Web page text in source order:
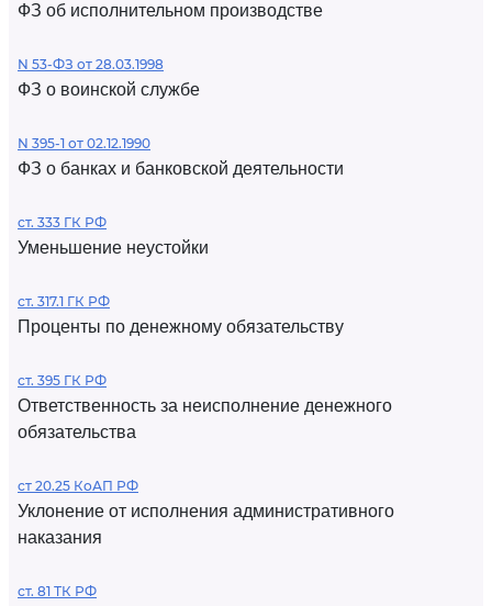
ФЗ об исполнительном производстве
N 53-ФЗ от 28.03.1998
ФЗ о воинской службе
N 395-1 от 02.12.1990
ФЗ о банках и банковской деятельности
ст. 333 ГК РФ
Уменьшение неустойки
ст. 317.1 ГК РФ
Проценты по денежному обязательству
ст. 395 ГК РФ
Ответственность за неисполнение денежного
обязательства
ст 20.25 КоАП РФ
Уклонение от исполнения административного
наказания
ст. 81 ТК РФ